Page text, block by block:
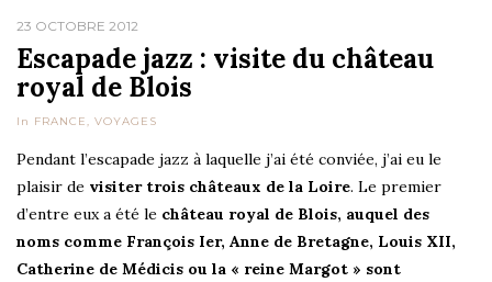
23 OCTOBRE 2012
Escapade jazz : visite du château
royal de Blois
In FRANCE VOYAGES
Pendant l’escapade jazz à laquelle j’ai été conviée, j’ai eu le
plaisir de visiter trois châteaux de la Loire. Le premier
d’entre eux a été le château royal de Blois, auquel des
noms comme François Ier, Anne de Bretagne, Louis XII,
Catherine de Médicis ou la « reine Margot » sont